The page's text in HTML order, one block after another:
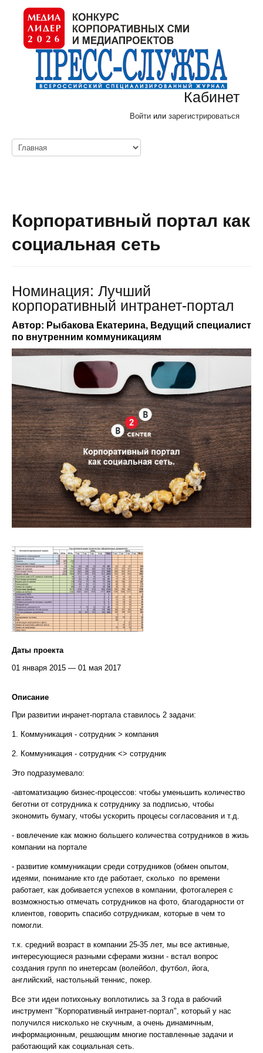
Кабинет
Войти или зарегистрироваться
Корпоративный портал как
социальная сеть
Номинация: Лучший
корпоративный интранет-портал
Автор: Рыбакова Екатерина, Ведущий специалист
по внутренним коммуникациям
Даты проекта
01 января 2015 — 01 мая 2017
Описание
При развитии инранет-портала ставилось 2 задачи:
1. Коммуникация - сотрудник > компания
2. Коммуникация - сотрудник <> сотрудник
Это подразумевало:
-автоматизацию бизнес-процессов: чтобы уменьшить количество
беготни от сотрудника к сотруднику за подписью, чтобы
экономить бумагу, чтобы ускорить процесы согласования и т.д.
- вовлечение как можно большего количества сотрудников в жизь
компании на портале
- развитие коммуникации среди сотрудников (обмен опытом,
идеями, понимание кто где работает, сколько по времени
работает, как добивается успехов в компании, фотогалерея с
возможностью отмечать сотрудников на фото, благодарности от
клиентов, говорить спасибо сотрудникам, которые в чем то
помогли.
т.к. средний возраст в компании 25-35 лет, мы все активные,
интересующиеся разными сферами жизни - встал вопрос
создания групп по инетерсам (волейбол, футбол, йога,
английский, настольный теннис, покер.
Все эти идеи потихоньку воплотились за 3 года в рабочий
инструмент "Корпоративный интранет-портал", который у нас
получился нисколько не скучным, а очень динамичным,
информационным, решающим многие поставленные задачи и
работающий как социальная сеть.